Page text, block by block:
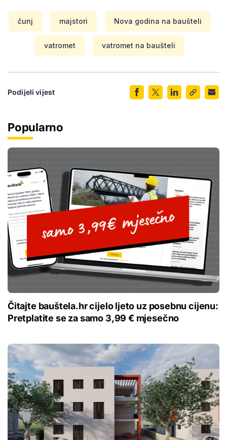
čunj majstori Nova godina na baušteli
vatromet vatromet na baušteli
Podijeli vijest
Popularno
Čitajte bauštela.hr cijelo ljeto uz posebnu cijenu:
Pretplatite se za samo 3,99 € mjesečno